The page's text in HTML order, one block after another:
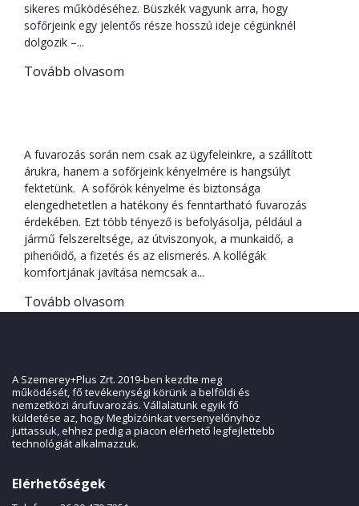
sikeres működéséhez. Büszkék vagyunk arra, hogy
sofőrjeink egy jelentős része hosszú ideje cégünknél
dolgozik –...
Tovább olvasom
A fuvarozás során nem csak az ügyfeleinkre, a szállított
árukra, hanem a sofőrjeink kényelmére is hangsúlyt
fektetünk. A sofőrök kényelme és biztonsága
elengedhetetlen a hatékony és fenntartható fuvarozás
érdekében. Ezt több tényező is befolyásolja, például a
jármű felszereltsége, az útviszonyok, a munkaidő, a
pihenőidő, a fizetés és az elismerés. A kollégák
komfortjának javítása nemcsak a...
Tovább olvasom
A Szemerey+Plus Zrt. 2019-ben kezdte meg
működését, fő tevékenységi körünk a belföldi és
nemzetközi árufuvarozás. Vállalatunk egyik fő
küldetése az, hogy Megbízóinkat versenyelőnyhöz
juttassuk, ehhez pedig a piacon elérhető legfejlettebb
technológiát alkalmazzuk.
Elérhetőségek